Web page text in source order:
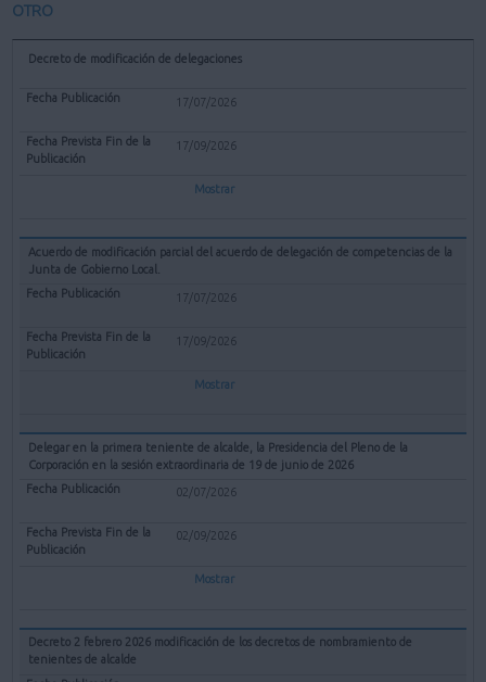
OTRO
Decreto de modificación de delegaciones
17/07/2026
17/09/2026
Mostrar
Acuerdo de modificación parcial del acuerdo de delegación de competencias de la
Junta de Gobierno Local.
17/07/2026
17/09/2026
Mostrar
Delegar en la primera teniente de alcalde, la Presidencia del Pleno de la
Corporación en la sesión extraordinaria de 19 de junio de 2026
02/07/2026
02/09/2026
Mostrar
Decreto 2 febrero 2026 modificación de los decretos de nombramiento de
tenientes de alcalde